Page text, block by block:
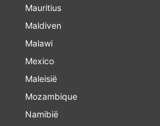
Mauritius
Maldiven
Malawi
Mexico
Maleisië
Mozambique
Namibië